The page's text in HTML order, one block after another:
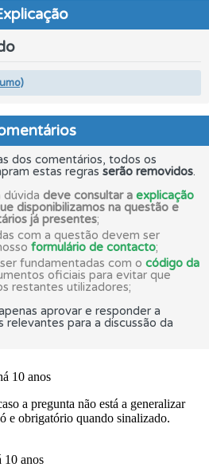
dos comentários, todos os
estas regras serão removidos.
dúvida deve consultar a explicação
disponibilizamos na questão e
já presentes;
com a questão devem ser
formulário de contacto;
fundamentadas com o código da
oficiais para evitar que
restantes utilizadores;
aprovar e responder a
para a discussão da